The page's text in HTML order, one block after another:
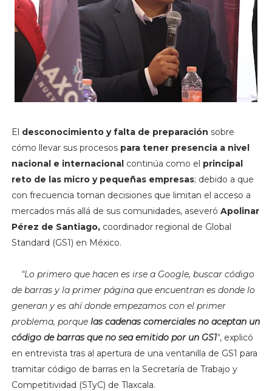
El desconocimiento y falta de preparación sobre
cómo llevar sus procesos para tener presencia a nivel
nacional e internacionalcontinúa como el principal
reto de las micro y pequeñas empresas; debido a que
con frecuencia toman decisiones que limitan el acceso a
mercados más allá de sus comunidades, aseveró Apolinar
Pérez de Santiago,coordinador regional de Global
Standard (GS1) en México.
"Lo primero que hacen es irse a Google, buscar código
de barras y la primer página que encuentran es donde lo
generan y es ahí donde empezamos con el primer
problema, porque las cadenas comerciales no aceptan un
código de barras que no sea emitido por un GS1", explicó
en entrevista tras al apertura de una ventanilla de GS1 para
tramitar código de barras en la Secretaría de Trabajo y
Competitividad (STyC) de Tlaxcala.